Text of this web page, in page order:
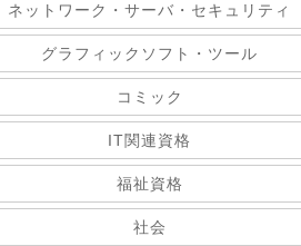
ネットワーク・サーバ・セキュリティ
グラフィックソフト・ツール
コミック
IT関連資格
福祉資格
社会